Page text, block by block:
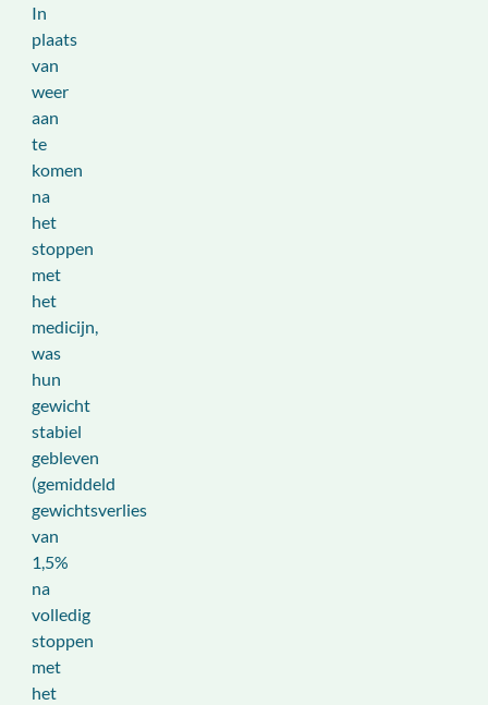
In
plaats
van
weer
aan
te
komen
na
het
stoppen
met
het
medicijn,
was
hun
gewicht
stabiel
gebleven
(gemiddeld
gewichtsverlies
van
1,5%
na
volledig
stoppen
met
het